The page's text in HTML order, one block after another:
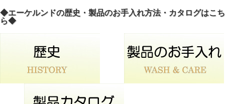
◆エーケルンドの歴史・製品のお手入れ方法・カタログはこち
ら◆